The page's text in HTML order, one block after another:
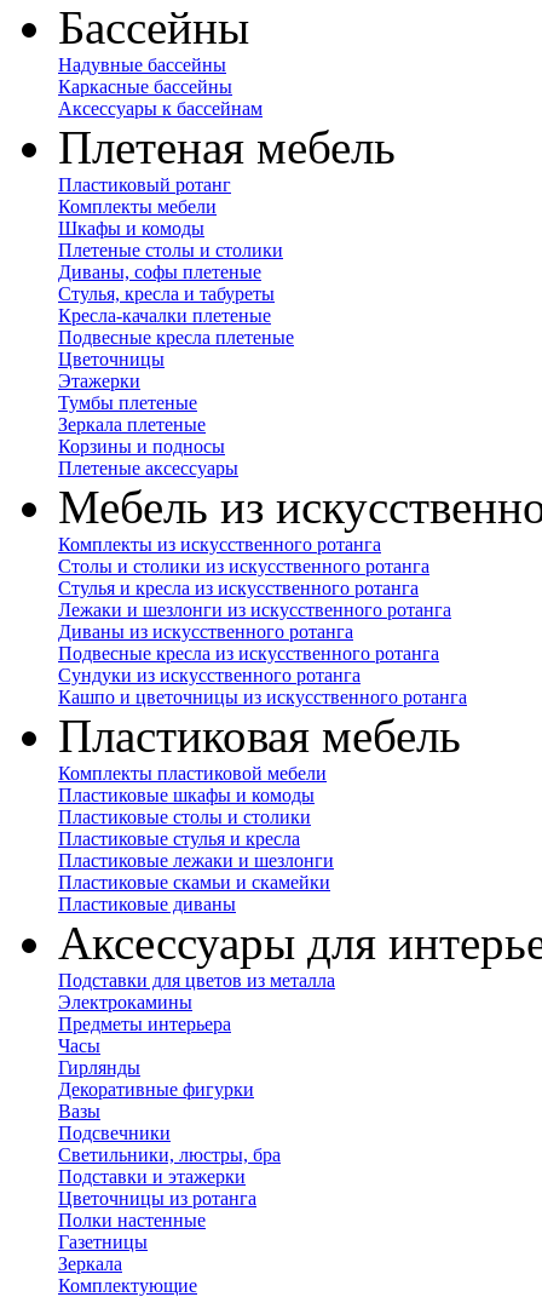
Бассейны
Надувные бассейны
Каркасные бассейны
Аксессуары к бассейнам
Плетеная мебель
Пластиковый ротанг
Комплекты мебели
Шкафы и комоды
Плетеные столы и столики
Диваны, софы плетеные
Стулья, кресла и табуреты
Кресла-качалки плетеные
Подвесные кресла плетеные
Цветочницы
Этажерки
Тумбы плетеные
Зеркала плетеные
Корзины и подносы
Плетеные аксессуары
Мебель из
Комплекты из искусственного ротанга
Столы и столики из искусственного ротанга
Стулья и кресла из искусственного ротанга
Лежаки и шезлонги из искусственного ротанга
Диваны из искусственного ротанга
Подвесные кресла из искусственного ротанга
Сундуки из искусственного ротанга
Кашпо и цветочницы из искусственного ротанга
Пластиковая мебель
Комплекты пластиковой мебели
Пластиковые шкафы и комоды
Пластиковые столы и столики
Пластиковые стулья и кресла
Пластиковые лежаки и шезлонги
Пластиковые скамьи и скамейки
Пластиковые диваны
Аксессуары для
Подставки для цветов из металла
Электрокамины
Предметы интерьера
Часы
Гирлянды
Декоративные фигурки
Вазы
Подсвечники
Светильники, люстры, бра
Подставки и этажерки
Цветочницы из ротанга
Полки настенные
Газетницы
Зеркала
Комплектующие